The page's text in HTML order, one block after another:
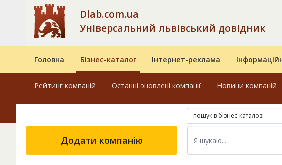
Dlab.com.ua
Універсальний львівський довідник
Головна Бізнес-каталог Інтернет-реклама
Рейтинг компаній Останні оновлені компанії Новини компаній
пошук в бізнес-каталозі
Додати компанію